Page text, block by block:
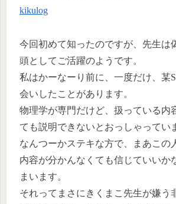
kikulog
今回初めて知ったのですが、先生は
頭としてご活躍のようです。
私はかーなーり前に、一度だけ、某
会いしたことがあります。
物理学が専門だけど、扱っている内
ても説明できないとおっしゃってい
なんつーかステキな方で、まあこの
内容が分かんなくても信じていいか
まいます。
それってまさにきくまこ先生が嫌う